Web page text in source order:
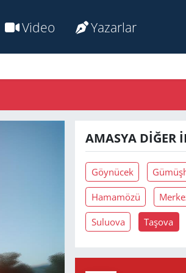
Video Yazarlar
AMASYA DIĞER
Göynücek
Hamamözü
Suluova Taşova